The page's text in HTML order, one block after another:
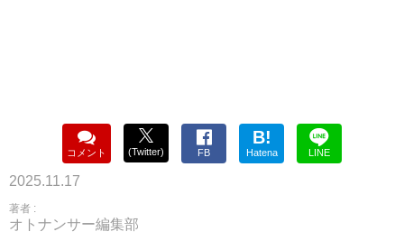
コメント (Twitter) FB
B!
Hatena LINE
2025.11.17
著者 :
オトナンサー編集部